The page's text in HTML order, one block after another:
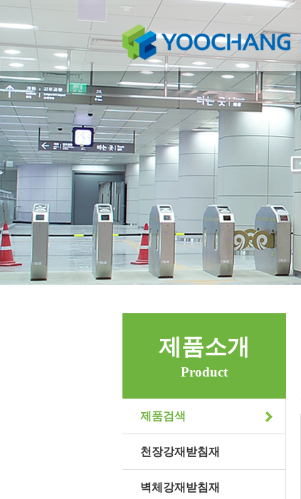
제품소개
Product
제품검색
천장강재받침재
벽체강재받침재